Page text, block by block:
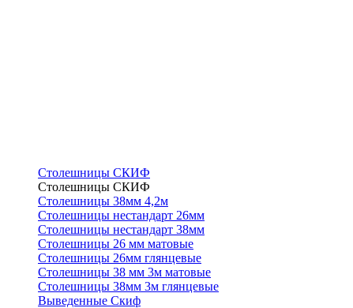
Столешницы СКИФ
Столешницы СКИФ
Столешницы 38мм 4,2м
Столешницы нестандарт 26мм
Столешницы нестандарт 38мм
Столешницы 26 мм матовые
Столешницы 26мм глянцевые
Столешницы 38 мм 3м матовые
Столешницы 38мм 3м глянцевые
Выведенные Скиф